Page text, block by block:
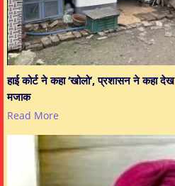
हाई कोर्ट ने कहा ‘खोलो’, प्रशासन ने कहा
मजाक
Read More